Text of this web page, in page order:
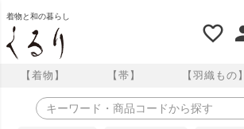
着物と和の暮らし
【着物】 【帯】 【羽織もの】